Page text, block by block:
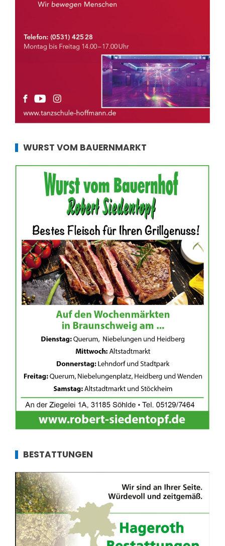
WURST VOM BAUERNMARKT
BESTATTUNGEN